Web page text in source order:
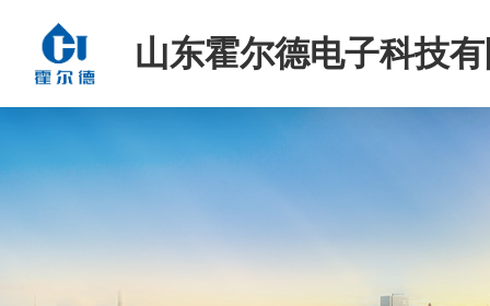
山东霍尔德电子科技